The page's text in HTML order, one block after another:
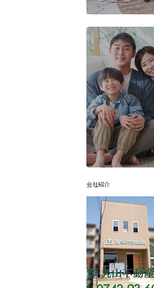
お客様の声
-VOICES-
もっとみる
会社紹介